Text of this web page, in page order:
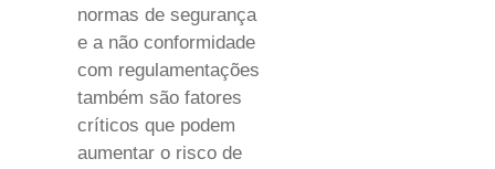
normas de segurança
e a não conformidade
com regulamentações
também são fatores
críticos que podem
aumentar o risco de